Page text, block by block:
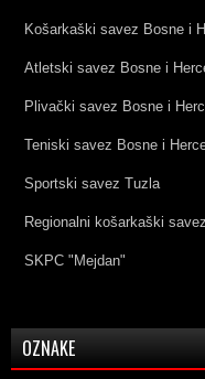
Košarkaški savez Bosne i
Atletski savez Bosne i
Plivački savez Bosne i
Teniski savez Bosne i
Sportski savez Tuzla
Regionalni košarkaški
SKPC "Mejdan"
OZNAKE